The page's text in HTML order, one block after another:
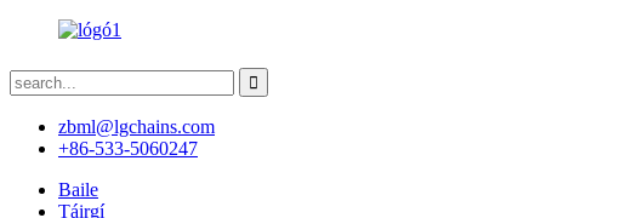
zbml@lgchains.com
+86-533-5060247
Baile
Táirgí